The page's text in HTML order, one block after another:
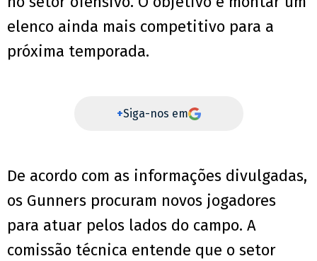
elenco ainda mais competitivo para a
próxima temporada.
+Siga-nos em
De acordo com as informações divulgadas,
os Gunners procuram novos jogadores
para atuar pelos lados do campo. A
comissão técnica entende que o setor